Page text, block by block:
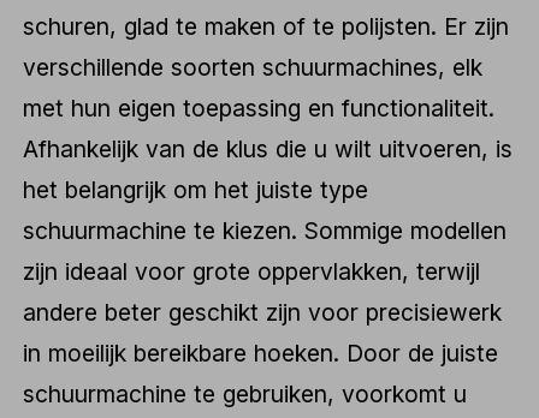
schuren, glad te maken of te polijsten. Er zijn
verschillende soorten schuurmachines, elk
met hun eigen toepassing en functionaliteit.
Afhankelijk van de klus die u wilt uitvoeren, is
het belangrijk om het juiste type
schuurmachine te kiezen. Sommige modellen
zijn ideaal voor grote oppervlakken, terwijl
andere beter geschikt zijn voor precisiewerk
in moeilijk bereikbare hoeken. Door de juiste
schuurmachine te gebruiken, voorkomt u